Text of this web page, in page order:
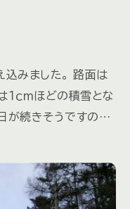
みました。 路面は
１ｃｍほどの積雪とな
が続きそうですので